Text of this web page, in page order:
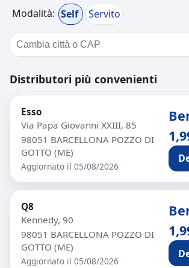
Modalità: Self Servito
Distributori più convenienti
Esso
Via Papa Giovanni XXIII, 85
98051 BARCELLONA POZZO DI
GOTTO (ME)
Aggiornato il 05/08/2026
Q8
Kennedy, 90
98051 BARCELLONA POZZO DI
GOTTO (ME)
Aggiornato il 05/08/2026